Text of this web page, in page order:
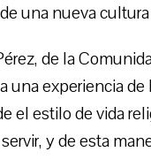
una nueva
de la
una experiencia
el estilo de vida
y de esta